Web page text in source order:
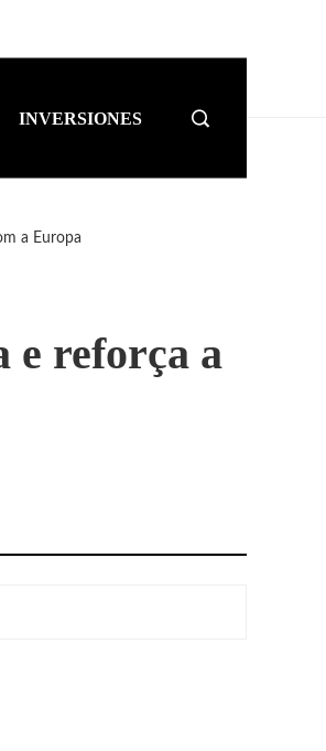
INVERSIONES
a Europa
e reforça a